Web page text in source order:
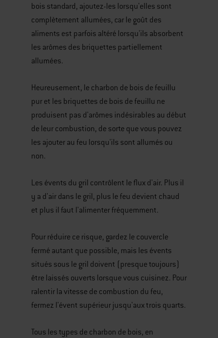
bois standard, ajoutez-les lorsqu'elles sont
complètement allumées, car le goût des
aliments est parfois altéré lorsqu'ils absorbent
les arômes des briquettes partiellement
allumées.
Heureusement, le charbon de bois de feuillu
pur et les briquettes de bois de feuillu ne
produisent pas d'arômes indésirables au début
de leur combustion, de sorte que vous pouvez
les ajouter au feu lorsqu'ils sont allumés ou
non.
Les évents du gril contrôlent le flux d'air. Plus il
y a d'air dans le gril, plus le feu devient chaud
et plus il faut l'alimenter fréquemment.
Pour réduire ce risque, gardez le couvercle
fermé autant que possible, mais les évents
situés sous le gril doivent (presque toujours)
être laissés ouverts lorsque vous cuisinez. Pour
ralentir la vitesse de combustion du feu,
fermez l'évent supérieur jusqu'aux trois quarts.
Tous les types de charbon de bois, en